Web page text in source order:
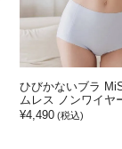
ひびかないブラ
ムレス ノンワイヤ
¥4,490 (税込)